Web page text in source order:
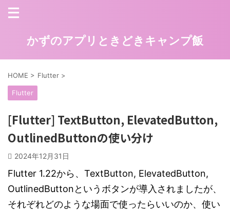
かずのアプリときどきキャンプ飯
HOME > Flutter >
Flutter
[Flutter] TextButton, ElevatedButton,
OutlinedButtonの使い分け
2024年12月31日
Flutter 1.22から、TextButton, ElevatedButton,
OutlinedButtonというボタンが導入されましたが、
それぞれどのような場面で使ったらいいのか、使い